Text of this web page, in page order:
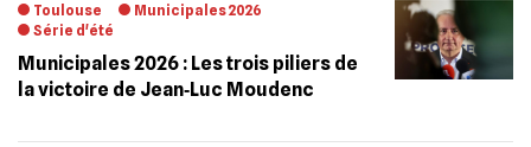
Toulouse
Municipales 2026
Série d'été
Municipales 2026 : Les trois piliers de
la victoire de Jean‐Luc Moudenc